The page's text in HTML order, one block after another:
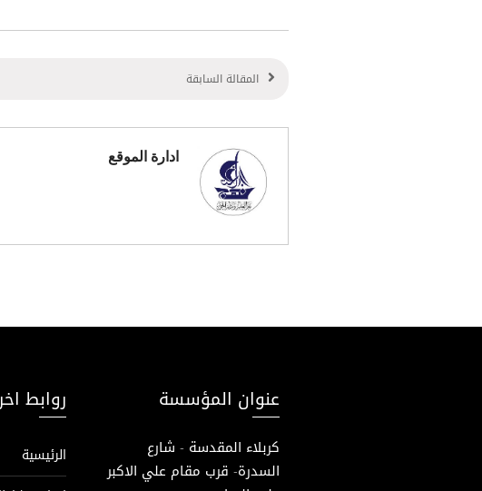
المقالة السابقة
ادارة الموقع
عنوان المؤسسة
كربلاء المقدسة - شارع
السدرة- قرب مقام علي الاكبر
روابط
الرئيسية